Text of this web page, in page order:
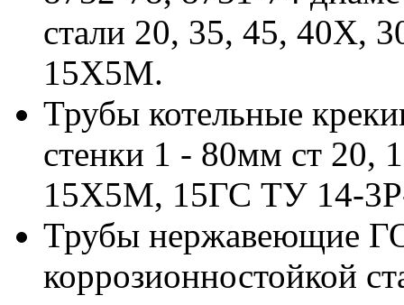
стали 20, 35, 45,
15Х5М.
Трубы котельные
стенки 1 - 80мм ст
15Х5М, 15ГС ТУ 14-
Трубы нержавеющие
коррозионностойкой